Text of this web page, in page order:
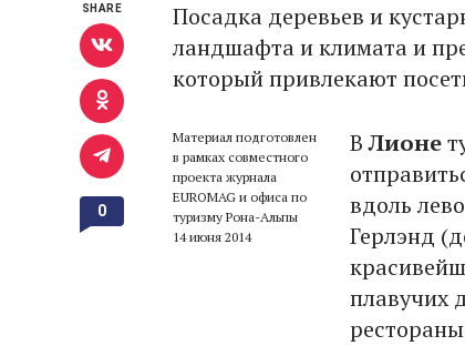
Посадка деревьев и
ландшафта и климата и
который привлекают
Материал подготовлен
в рамках совместного
проекта журнала
EUROMAG и офиса по
туризму Рона-Альпы
14 июня 2014
ВЛионе
вдоль
Герлэнд
плавучих
SHARE
0